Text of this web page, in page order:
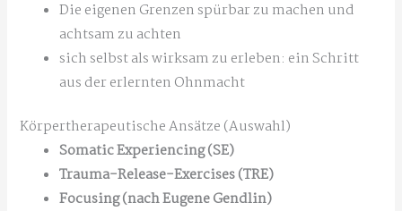
Die eigenen Grenzen spürbar zu machen und
achtsam zu achten
sich selbst als wirksam zu erleben: ein Schritt
aus der erlernten Ohnmacht
Körpertherapeutische Ansätze (Auswahl)
Somatic Experiencing (SE)
Trauma-Release-Exercises (TRE)
Focusing (nach Eugene Gendlin)